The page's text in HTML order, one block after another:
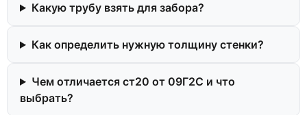
Какую трубу взять для забора?
Как определить нужную толщину стенки?
Чем отличается ст20 от 09Г2С и что
выбрать?